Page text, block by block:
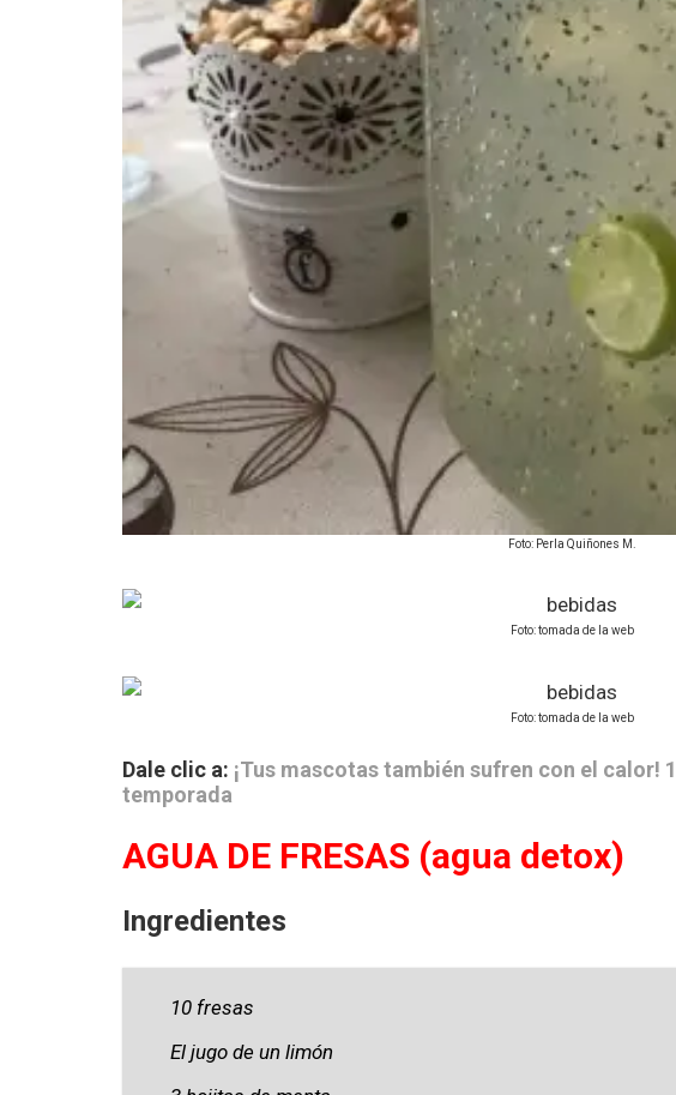
Foto: Perla Quiñones M.
Foto: tomada de la web
Foto: tomada de la web
Dale clic a: ¡Tus mascotas también sufren con el calor!
temporada
AGUA DE FRESAS (agua detox)
Ingredientes
10 fresas
El jugo de un limón